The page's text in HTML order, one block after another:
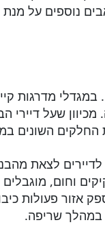
נוספים על
מדרגות
שעל דיירי
החלקים השונים
לצאת
וחום,
פעולות
במהלך שריפה.